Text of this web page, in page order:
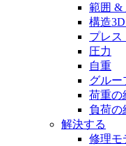
範囲 &
構造
プレス
圧力
自重
グルー
荷重の
負荷の
解決する
修理モ